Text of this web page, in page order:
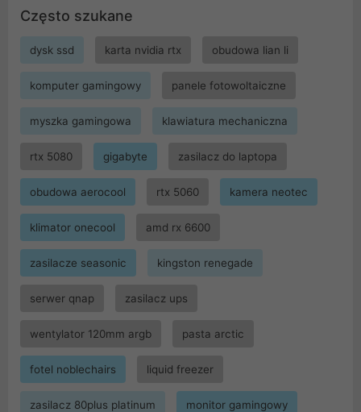
Często szukane
dysk ssd karta nvidia rtx obudowa lian li
komputer gamingowy panele fotowoltaiczne
myszka gamingowa klawiatura mechaniczna
rtx 5080 gigabyte zasilacz do laptopa
obudowa aerocool rtx 5060 kamera neotec
klimator onecool amd rx 6600
zasilacze seasonic kingston renegade
serwer qnap zasilacz ups
wentylator 120mm argb pasta arctic
fotel noblechairs liquid freezer
zasilacz 80plus platinum monitor gamingowy